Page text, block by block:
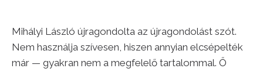
Mihályi László újragondolta az újragondolást szót.
Nem használja szívesen, hiszen annyian elcsépelték
már — gyakran nem a megfelelő tartalommal. Ő